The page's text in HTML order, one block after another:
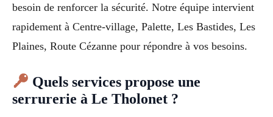
besoin de renforcer la sécurité. Notre équipe intervient
rapidement à Centre-village, Palette, Les Bastides, Les
Plaines, Route Cézanne pour répondre à vos besoins.
Quels services propose une
serrurerie à Le Tholonet ?